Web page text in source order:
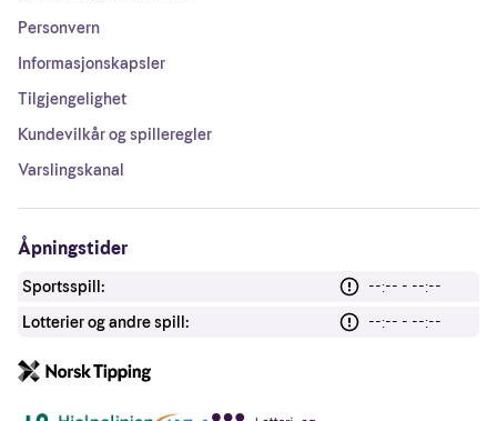
Personvern
Informasjonskapsler
Tilgjengelighet
Kundevilkår og spilleregler
Varslingskanal
Åpningstider
Sportsspill:
--:-- - --:--
Lotterier og andre spill:
--:-- - --:--